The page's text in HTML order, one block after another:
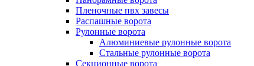
Пленочные пвх завесы
Распашные ворота
Рулонные ворота
Алюминиевые рулонные ворота
Стальные рулонные ворота
Секционные ворота